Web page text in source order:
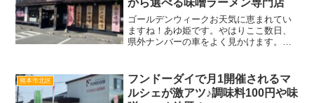
ゴールデンウィークお天気に恵まれてい
ますね！あゆ姫です。やはりここ数日、
県外ナンバーの車をよく見かけます。熊
べるのかな？と思いながら、私は今回、
味噌ラーメンを食べに行っ...
熊本市北区
フンドーダイで月1開催されるマ
ルシェが激アツ♪調味料100円や味